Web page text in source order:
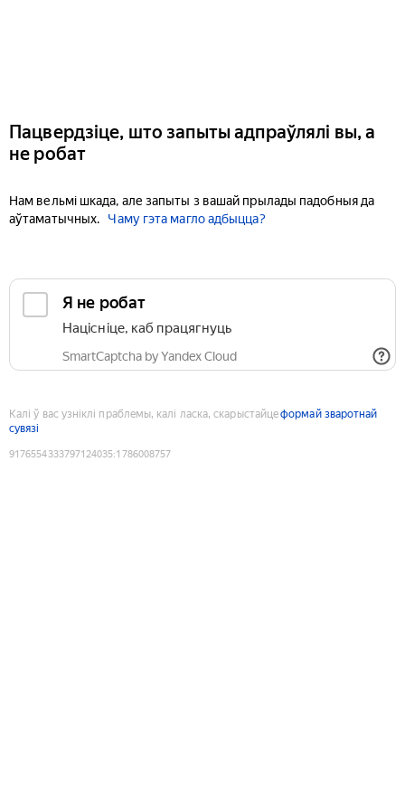
Пацвердзіце, што запыты адпраўлялі вы, а
не робат
Нам вельмі шкада, але запыты з вашай прылады падобныя да
аўтаматычных.
Чаму гэта магло адбыцца?
Я не робат
Націсніце, каб працягнуць
SmartCaptcha by Yandex Cloud
Калі ў вас узніклі праблемы, калі ласка, скарыстайцеформай зваротнай
сувязі
9176554333797124035:1786008757